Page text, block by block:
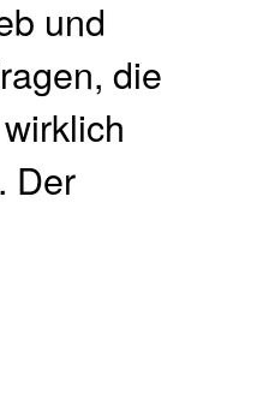
und
die
Der